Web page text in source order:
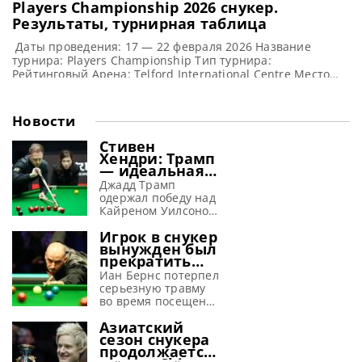
Players Championship 2026 cнукер.
Результаты, турнирная таблица
Даты проведения: 17 — 22 февраля 2026 Название
турнира: Players Championship Тип турнира:
Рейтинговый Арена: Telford International Centre Место
турнира: Кайрен Уилсон Победитель этого турнира: Чжао
Синьтун Примечание: Участвуют игроки из топ-16 в
годовом рейтинге. Турнирная таблица турнира Players
Championship 2026 Players Championship
Новости
Стивен
Хендри: Трамп
— идеальная
машина для
завоевания
побед
Джадд Трамп
одержал победу над
Кайреном Уилсоном
Мастерс 2026 и, по
словам Хендри,
просто создан для
успеха в снукере,
сообщает WST
Стивен Хендри
Трамп способен
вновь обрести свою
лучшую форму в
Игрок в снукер
вынужден был
прекратить
выступления
из-за
серьезной
травмы,
полученной на
аттракционе
Иан Бернс потерпел
серьезную травму
во время посещения
вынужден
пропустить начало
снукерного сезона
Азиатский
сезон снукера
продолжается: